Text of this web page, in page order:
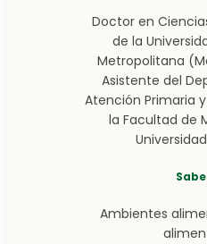
Doctor en
de la
Metropolitana
Asistente del
Atención Primaria
la Facultad de
Ambientes